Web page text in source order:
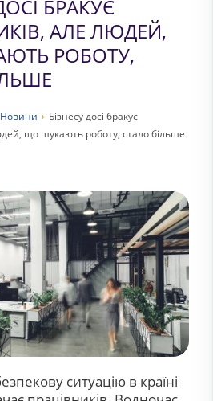
БРАКУЄ
АЛЕ ЛЮДЕЙ,
РОБОТУ,
Новини › Бізнесу досі бракує
що шукають роботу, стало більше
ситуацію в країні